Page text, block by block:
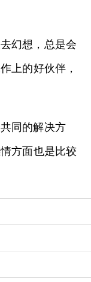
幻想，总是会
上的好伙伴，
同的解决方
方面也是比较